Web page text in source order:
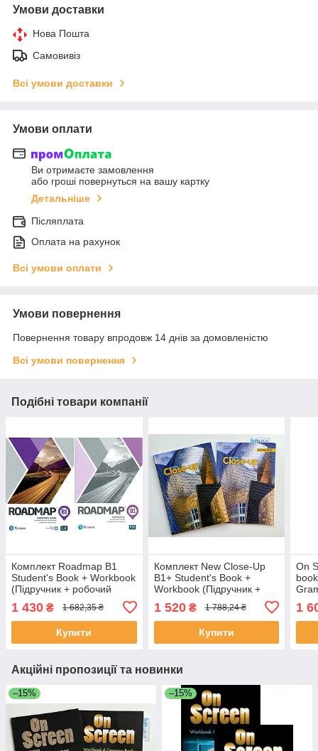
Умови доставки
Нова Пошта
Самовивіз
Всі умови доставки
Умови оплати
Ви отримаєте замовлення
або гроші повернуться на вашу картку
Детальніше
Післяплата
Оплата на рахунок
Всі умови оплати
Умови повернення
Повернення товару впродовж 14 днів за домовленістю
Всі умови повернення
Подібні товари компанії
Комплект Roadmap B1
Student's Book + Workbook
(Підручник + робочий
1 430 ₴ 1 682,35 ₴
Купити
Комплект New Close-Up
B1+ Student's Book +
Workbook (Підручник +
1 520₴ 1 788,24 ₴
Купити
On
1
Акційні пропозиції та новинки
–15% –15%